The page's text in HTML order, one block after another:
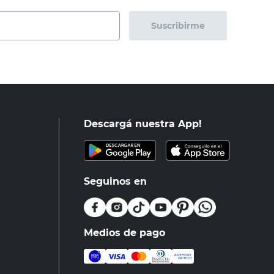
Suscribirme
Descargá nuestra App!
Seguinos en
Medios de pago